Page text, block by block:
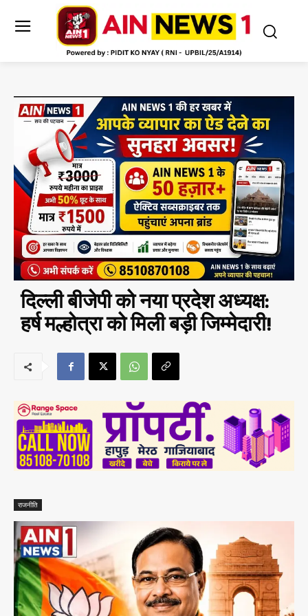
दिल्ली बीजेपी को नया प्रदेश अध्यक्ष:
हर्ष मल्होत्रा को मिली बड़ी जिम्मेदारी!
राजनीति